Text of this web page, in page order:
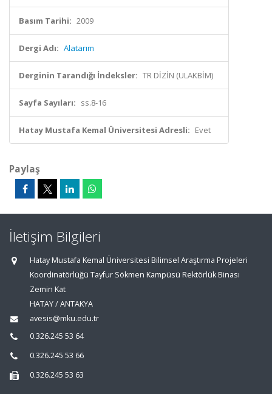
Basım Tarihi: 2009
Dergi Adı: Alatarım
Derginin Tarandığı İndeksler: TR DİZİN (ULAKBİM)
Sayfa Sayıları: ss.8-16
Hatay Mustafa Kemal Üniversitesi Adresli: Evet
Paylaş
İletişim Bilgileri
Hatay Mustafa Kemal Üniversitesi Bilimsel Araştırma Projeleri
Koordinatörlüğü Tayfur Sökmen Kampüsü Rektörlük Binası
Zemin Kat
HATAY / ANTAKYA
avesis@mku.edu.tr
0.326.245 53 64
0.326.245 53 66
0.326.245 53 63